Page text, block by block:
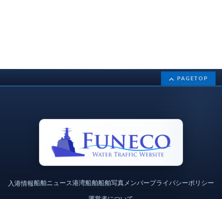
PAGETOP
入港情報船舶ニュース港湾船舶船舶写真メンバープライバシーポリシー